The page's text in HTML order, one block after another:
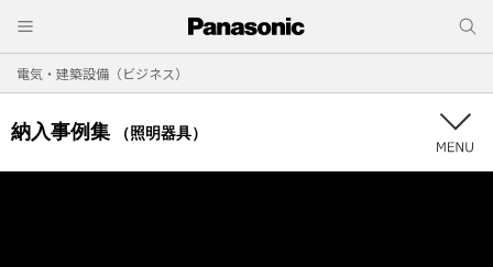
電気・建築設備（ビジネス）
納入事例集 （照明器具）